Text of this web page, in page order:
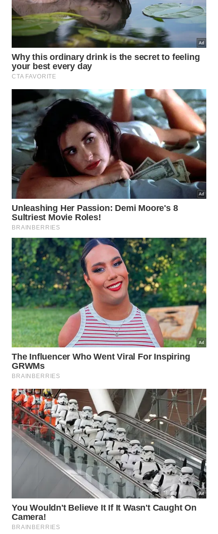
Qual é o papel ecológico dessa ave
como embaixadora?
Atualmente,Aurora cumpre uma funçãonobre ao
conscientizar o público sobre as ameaças
como umaave embaixadora
inspiradora,
aproximando a comunidade local das discussões
essenciais que envolvem a importantepreservação
ambiental
Sua história recorda os perigos humanos e celebra a
recuperação das águias após o banimento do
agrotóxico DDT. Essa resiliência motiva toda a
sociedade a valorizar intensamente osesforços
conservacionistas, ajudando a salvaguardar o
valiosopatrimônio natural.
Sponsor Aurora Today